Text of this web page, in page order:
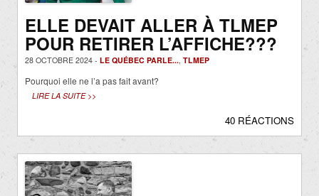
ELLE DEVAIT ALLER À TLMEP
POUR RETIRER L’AFFICHE???
28 OCTOBRE 2024 - LE QUÉBEC PARLE..., TLMEP
Pourquoi elle ne l’a pas fait avant?
LIRE LA SUITE >>
40 RÉACTIONS